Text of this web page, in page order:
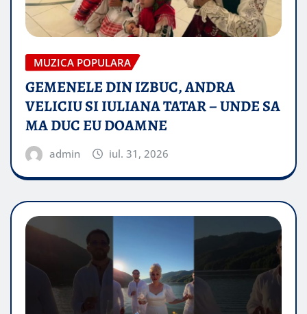
MUZICA POPULARA
GEMENELE DIN IZBUC, ANDRA
VELICIU SI IULIANA TATAR – UNDE SA
MA DUC EU DOAMNE
admin iul. 31, 2026